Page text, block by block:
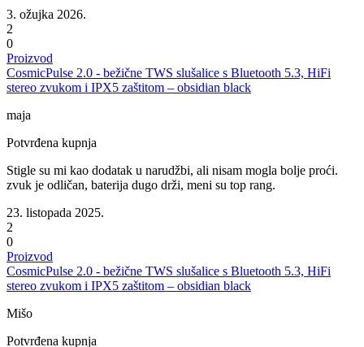
3. ožujka 2026.
2
0
Proizvod
CosmicPulse 2.0 - bežične TWS slušalice s Bluetooth 5.3, HiFi
stereo zvukom i IPX5 zaštitom – obsidian black
maja
Potvrđena kupnja
Stigle su mi kao dodatak u narudžbi, ali nisam mogla bolje proći.
zvuk je odličan, baterija dugo drži, meni su top rang.
23. listopada 2025.
2
0
Proizvod
CosmicPulse 2.0 - bežične TWS slušalice s Bluetooth 5.3, HiFi
stereo zvukom i IPX5 zaštitom – obsidian black
Mišo
Potvrđena kupnja